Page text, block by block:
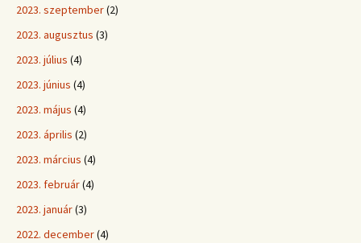
2023. szeptember(2)
2023. augusztus (3)
2023. július (4)
2023. június (4)
2023. május (4)
2023. április (2)
2023. március (4)
2023. február(4)
2023. január(3)
2022. december(4)